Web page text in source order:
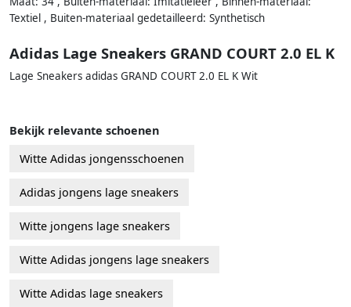
Textiel , Buiten-materiaal gedetailleerd: Synthetisch
Adidas Lage Sneakers GRAND COURT 2.0 EL K
Lage Sneakers adidas GRAND COURT 2.0 EL K Wit
Bekijk relevante schoenen
Witte Adidas jongensschoenen
Adidas jongens lage sneakers
Witte jongens lage sneakers
Witte Adidas jongens lage sneakers
Witte Adidas lage sneakers